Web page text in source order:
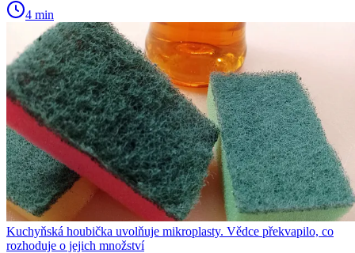
4 min
Kuchyňská houbička uvolňuje mikroplasty. Vědce překvapilo, co
rozhoduje o jejich množství